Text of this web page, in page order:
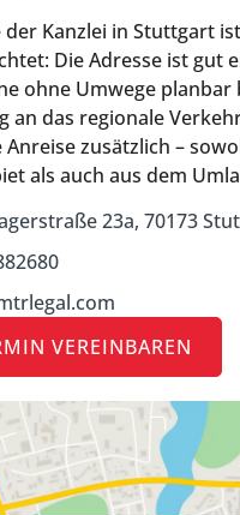
der Kanzlei in Stuttgart
Die Adresse ist gut
ohne Umwege planbar
an das regionale
zusätzlich –
als auch aus dem
23a, 70173
VEREINBAREN